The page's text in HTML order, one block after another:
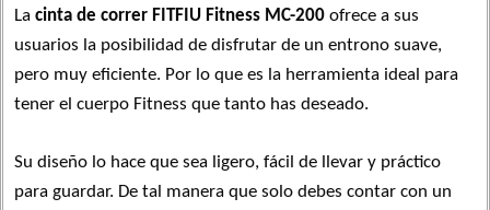
La cinta de correr FITFIU Fitness MC-200 ofrece a sus
usuarios la posibilidad de disfrutar de un entrono suave,
pero muy eficiente. Por lo que es la herramienta ideal para
tener el cuerpo Fitness que tanto has deseado.
Su diseño lo hace que sea ligero, fácil de llevar y práctico
para guardar. De tal manera que solo debes contar con un